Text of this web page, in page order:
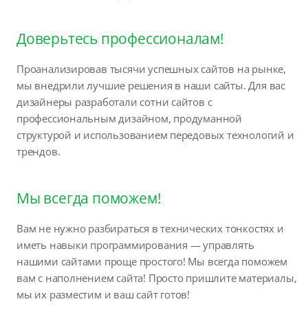
Доверьтесь профессионалам!
Проанализировав тысячи успешных сайтов на рынке,
мы внедрили лучшие решения в наши сайты. Для вас
дизайнеры разработали сотни сайтов с
профессиональным дизайном, продуманной
структурой и использованием передовых технологий и
трендов.
Мы всегда поможем!
Вам не нужно разбираться в технических тонкостях и
иметь навыки программирования — управлять
нашими сайтами проще простого! Мы всегда поможем
вам с наполнением сайта! Просто пришлите материалы,
мы их разместим и ваш сайт готов!